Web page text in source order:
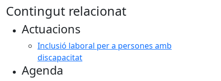
Contingut relacionat
Actuacions
Inclusió laboral per a persones amb
discapacitat
Agenda